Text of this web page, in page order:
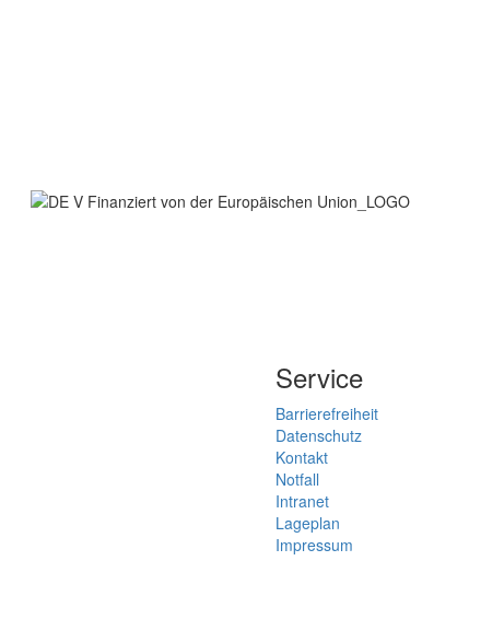
Service
Barrierefreiheit
Datenschutz
Kontakt
Notfall
Intranet
Lageplan
Impressum